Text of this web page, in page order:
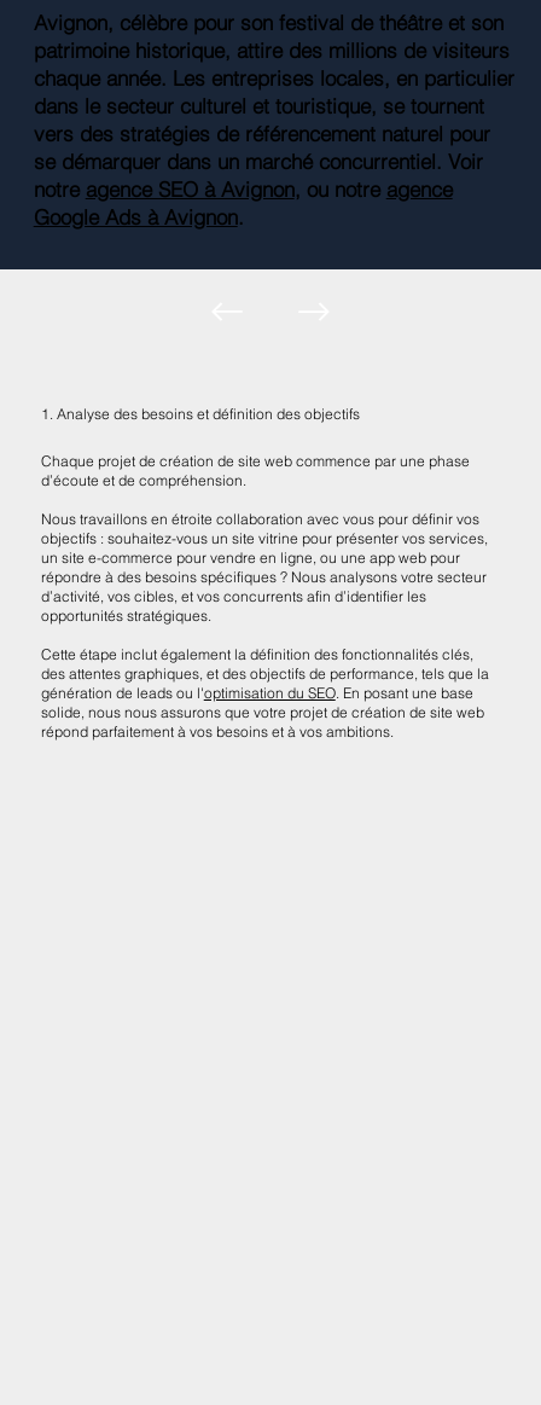
Avignon, célèbre pour son festival de théâtre et son
patrimoine historique, attire des millions de visiteurs
chaque année. Les entreprises locales, en particulier
dans le secteur culturel et touristique, se tournent
vers des stratégies de référencement naturel pour
se démarquer dans un marché concurrentiel. Voir
notre agence SEO à Avignon, ou notre agence
Google Ads à Avignon.
1. Analyse des besoins et définition des objectifs
Chaque projet de création de site web commence par une phase
d’écoute et de compréhension.
Nous travaillons en étroite collaboration avec vous pour définir vos
objectifs : souhaitez-vous un site vitrine pour présenter vos services,
un site e-commerce pour vendre en ligne, ou une app web pour
répondre à des besoins spécifiques ? Nous analysons votre secteur
d’activité, vos cibles, et vos concurrents afin d’identifier les
opportunités stratégiques.
Cette étape inclut également la définition des fonctionnalités clés,
des attentes graphiques, et des objectifs de performance, tels que la
génération de leads ou l'optimisation du SEO. En posant une base
solide, nous nous assurons que votre projet de création de site web
répond parfaitement à vos besoins et à vos ambitions.